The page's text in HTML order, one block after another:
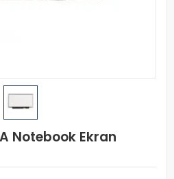
Notebook Ekran